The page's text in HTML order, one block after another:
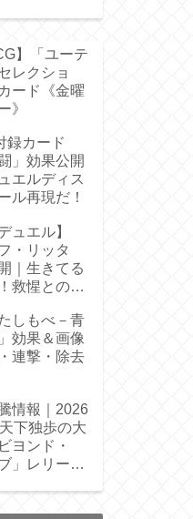
】「ユーテ
レクショ
ード《金曜
》
録カード
」効果公開
エルディス
ル再現だ！
ュエル】
・リッタ
｜生きてる
救惺との相
しもべ－青
効果＆画像
連撃・除去
情報｜2026
下独歩の大
ヨンド・
」レリーフ